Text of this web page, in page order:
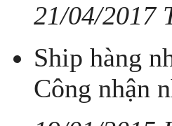
21/04/2017
Ship hàng
Công nhận